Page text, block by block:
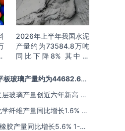
2026年上半年我国水泥
产量约为73584.8万吨
同比下降8% 其中广
名前三
玻璃产量约为44682.6万
其中河北产量最多 占比16%
玻璃产量创近六年新高 约
比下降0.9%
纤维产量同比增长1.6% 其
占比42.03%、31.34%
胶产量同比增长5.6% 1-6